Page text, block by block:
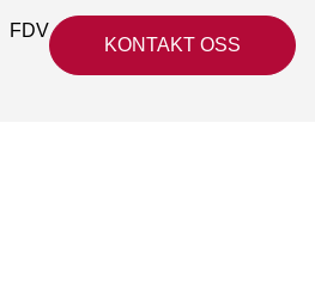
FDV
KONTAKT OSS